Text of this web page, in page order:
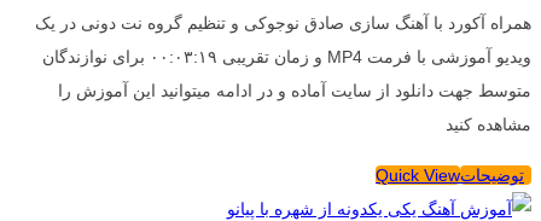
همراه آکورد با آهنگ سازی صادق نوجوکی و تنظیم گروه نت دونی در یک
ویدیو آموزشی با فرمت MP4 و زمان تقریبی ۰۰:۰۳:۱۹ برای نوازندگان
متوسط جهت دانلود از سایت آماده و در ادامه میتوانید این آموزش را
مشاهده کنید
توضیحاتQuick View